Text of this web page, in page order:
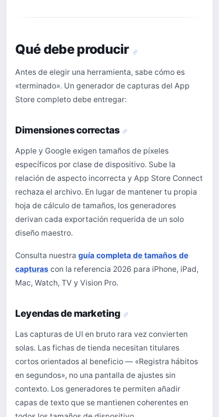
Qué debe producir
Antes de elegir una herramienta, sabe cómo es
«terminado». Un generador de capturas del App
Store completo debe entregar:
Dimensiones correctas
Apple y Google exigen tamaños de píxeles
específicos por clase de dispositivo. Sube la
relación de aspecto incorrecta y App Store Connect
rechaza el archivo. En lugar de mantener tu propia
hoja de cálculo de tamaños, los generadores
derivan cada exportación requerida de un solo
diseño maestro.
Consulta nuestraguía completa de tamaños de
capturas con la referencia 2026 para iPhone, iPad,
Mac, Watch, TV y Vision Pro.
Leyendas de marketing
Las capturas de UI en bruto rara vez convierten
solas. Las fichas de tienda necesitan titulares
cortos orientados al beneficio — «Registra hábitos
en segundos», no una pantalla de ajustes sin
contexto. Los generadores te permiten añadir
capas de texto que se mantienen coherentes en